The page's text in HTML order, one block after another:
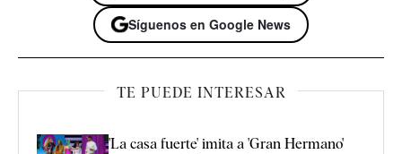
Síguenos en Google News
TE PUEDE INTERESAR
'La casa fuerte' imita a 'Gran Hermano'